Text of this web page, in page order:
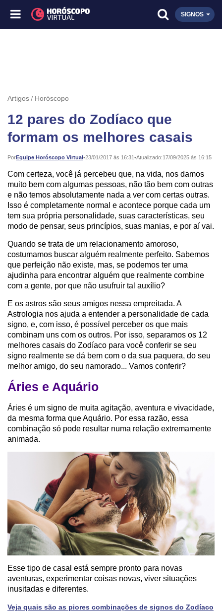
SIGNOS
Artigos Horóscopo
12 pares do Zodíaco que
formam os melhores casais
PorEquipe Horóscopo Virtual•
Publicado: 23/01/2017 às 16:31•Atualizado:17/09/2025 às 16:15
Com certeza, você já percebeu que, na vida, nos damos
muito bem com algumas pessoas, não tão bem com outras
e não temos absolutamente nada a ver com certas outras.
Isso é completamente normal e acontece porque cada um
tem sua própria personalidade, suas características, seu
modo de pensar, seus princípios, suas manias, e por aí vai.
Quando se trata de um relacionamento amoroso,
costumamos buscar alguém realmente perfeito. Sabemos
que perfeição não existe, mas, se podemos ter uma
ajudinha para encontrar alguém que realmente combine
com a gente, por que não usufruir tal auxílio?
E os astros são seus amigos nessa empreitada. A
Astrologia nos ajuda a entender a personalidade de cada
signo, e, com isso, é possível perceber os que mais
combinam uns com os outros. Por isso, separamos os 12
melhores casais do Zodíaco para você conferir se seu
signo realmente se dá bem com o da sua paquera, do seu
melhor amigo, do seu namorado... Vamos conferir?
Áries e Aquário
Áries é um signo de muita agitação, aventura e vivacidade,
da mesma forma que Aquário. Por essa razão, essa
combinação só pode resultar numa relação extremamente
animada.
Esse tipo de casal está sempre pronto para novas
aventuras, experimentar coisas novas, viver situações
inusitadas e diferentes.
Veja quais são as piores combinações de signos do Zodíaco